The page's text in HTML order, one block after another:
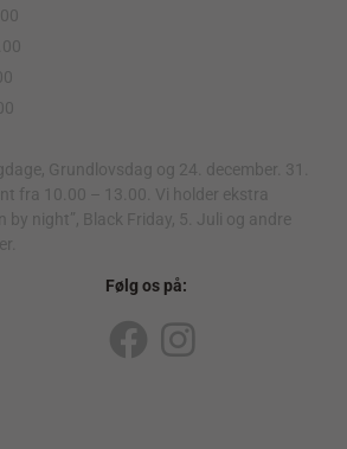
Grundlovsdag og 24. december. 31.
fra 10.00 – 13.00. Vi holder ekstra
by night”, Black Friday, 5. Juli og andre
Følg os på:
F
I